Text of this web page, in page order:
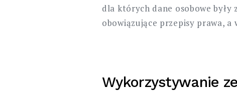
dla których dane osobowe
obowiązujące przepisy prawa,
Wykorzystywanie